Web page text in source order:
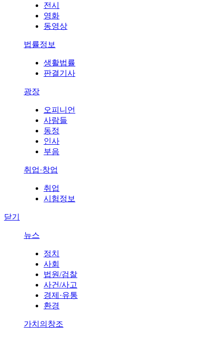
전시
영화
동영상
법률정보
생활법률
판결기사
광장
오피니언
사람들
동정
인사
부음
취업·창업
취업
시험정보
닫기
뉴스
정치
사회
법원/검찰
사건/사고
경제·유통
환경
가치의창조